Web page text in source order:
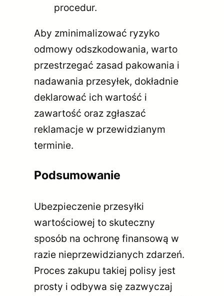
procedur.
Aby zminimalizować ryzyko
odmowy odszkodowania, warto
przestrzegać zasad pakowania i
nadawania przesyłek, dokładnie
deklarować ich wartość i
zawartość oraz zgłaszać
reklamacje w przewidzianym
terminie.
Podsumowanie
Ubezpieczenie przesyłki
wartościowej to skuteczny
sposób na ochronę finansową w
razie nieprzewidzianych zdarzeń.
Proces zakupu takiej polisy jest
prosty i odbywa się zazwyczaj